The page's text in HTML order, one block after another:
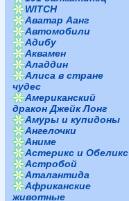
WITCH
Аватар Аанг
Автомобили
Адибу
Аквамен
Аладдин
Алиса в стране
чудес
Американский
дракон Джейк Лонг
Амуры и купидоны
Ангелочки
Аниме
Астерикс и Обеликс
Астробой
Аталантида
Африканские
животные